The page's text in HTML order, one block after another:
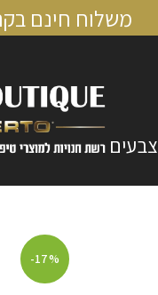
משלוח חינם בקנייה
צבעים
-17%